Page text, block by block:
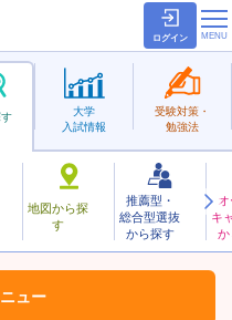
ログイン
地図から探
す
推薦型・
総合型選抜
から探す
キ
か
大学
入試情報
受験対策・
勉強法
お気に入り
ュー